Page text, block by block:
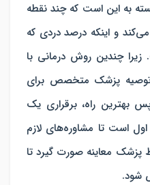
به این است که چند نقطه
و اینکه درصد دردی که
چندین روش درمانی با
توصیه پزشک متخصص برای
بهترین راه، برقراری یک
است تا مشاوره‌های لازم
پزشک معاینه صورت گیرد تا
شود.